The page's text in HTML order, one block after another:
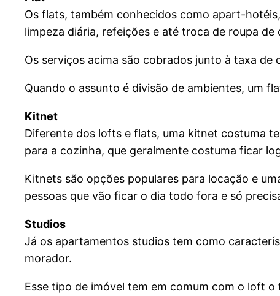
Os flats, também conhecidos como apart-
limpeza diária, refeições e até troca de roupa de
Os serviços acima são cobrados junto à taxa de
Quando o assunto é divisão de ambientes, um
Kitnet
Diferente dos lofts e flats, uma kitnet costuma
para a cozinha, que geralmente costuma ficar
Kitnets são opções populares para locação e
pessoas que vão ficar o dia todo fora e só
Studios
Já os apartamentos studios tem como
morador.
Esse tipo de imóvel tem em comum com o loft